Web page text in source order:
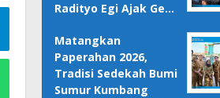
Radityo Egi Ajak Ge…
Matangkan
Paperahan 2026,
Tradisi Sedekah Bumi
Sumur Kumbang